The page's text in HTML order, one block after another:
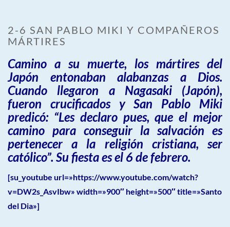
2-6 SAN PABLO MIKI Y COMPAÑEROS
MÁRTIRES
Camino a su muerte, los mártires del
Japón entonaban alabanzas a Dios.
Cuando llegaron a Nagasaki (Japón),
fueron crucificados y San Pablo Miki
predicó: “Les declaro pues, que el mejor
camino para conseguir la salvación es
pertenecer a la religión cristiana, ser
católico”. Su fiesta es el 6 de febrero.
[su_youtube url=»https://www.youtube.com/watch?
v=DW2s_AsvIbw» width=»900″ height=»500″ title=»Santo
del Dia»]